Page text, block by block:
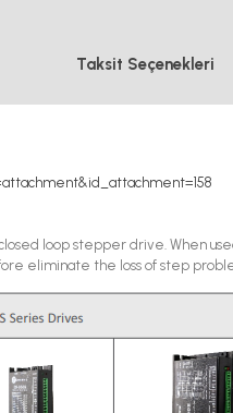
Taksit Seçenekleri
closed loop stepper drive. When
eliminate the loss of step